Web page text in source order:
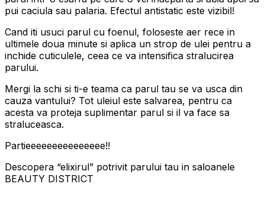
pui caciula sau palaria. Efectul antistatic este vizibil!
Cand iti usuci parul cu foenul, foloseste aer rece in
ultimele doua minute si aplica un strop de ulei pentru a
inchide cuticulele, ceea ce va intensifica stralucirea
parului.
Mergi la schi si ti-e teama ca parul tau se va usca din
cauza vantului? Tot uleiul este salvarea, pentru ca
acesta va proteja suplimentar parul si il va face sa
straluceasca.
Partieeeeeeeeeeeeeee!!
Descopera “elixirul” potrivit parului tau in saloanele
BEAUTY DISTRICT